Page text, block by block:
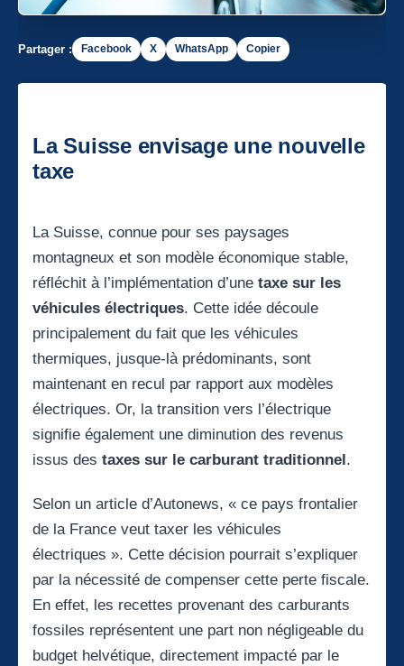
Partager : Facebook X WhatsApp Copier
La Suisse envisage une nouvelle
taxe
La Suisse, connue pour ses paysages
montagneux et son modèle économique stable,
réfléchit à l’implémentation d’une taxe sur les
véhicules électriques. Cette idée découle
principalement du fait que les véhicules
thermiques, jusque-là prédominants, sont
maintenant en recul par rapport aux modèles
électriques. Or, la transition vers l’électrique
signifie également une diminution des revenus
issus des taxes sur le carburant traditionnel.
Selon un article d’Autonews, « ce pays frontalier
de la France veut taxer les véhicules
électriques ». Cette décision pourrait s’expliquer
par la nécessité de compenser cette perte fiscale.
En effet, les recettes provenant des carburants
fossiles représentent une part non négligeable du
budget helvétique, directement impacté par le